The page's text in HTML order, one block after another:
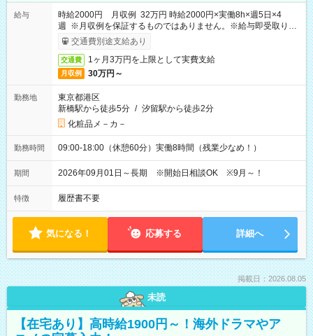
給与
時給2000円 月収例 32万円 時給2000円×実働8h×週5日×4
週 ※月収例を保証するものではありません。※給与即受取りサ
ービス利用可（利用条件有）
交通費別途支給あり
交通費 1ヶ月3万円を上限として実費支給
月収例 30万円～
勤務地
東京都港区
新橋駅から徒歩5分 / 汐留駅から徒歩2分
化粧品メ－カ－
勤務時間 09:00-18:00（休憩60分）実働8時間（残業少なめ！）
期間 2026年09月01日～長期 ※開始日相談OK ※9月～！
特徴 履歴書不要
気になる！ 応募する 詳細へ
掲載日：2026.08.05
未読
【在宅あり】高時給1900円～！海外ドラマやア